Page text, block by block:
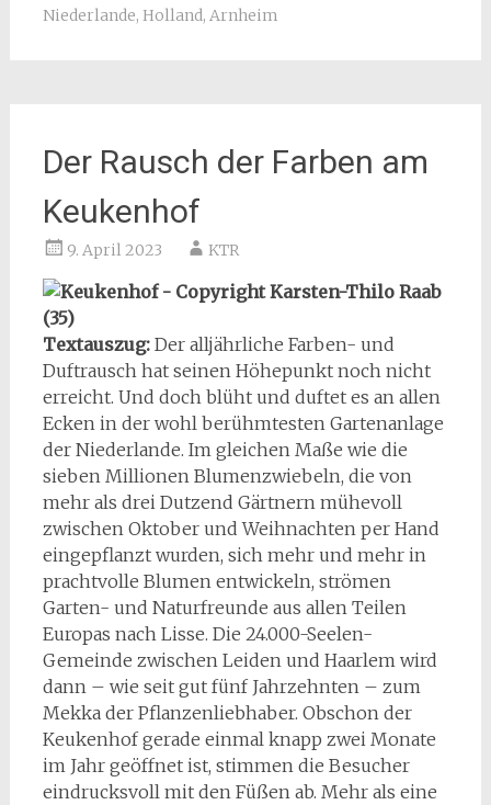
Niederlande, Holland, Arnheim
Der Rausch der Farben am
Keukenhof
9. April 2023 KTR
Textauszug: Der alljährliche Farben- und
Duftrausch hat seinen Höhepunkt noch nicht
erreicht. Und doch blüht und duftet es an allen
Ecken in der wohl berühmtesten Gartenanlage
der Niederlande. Im gleichen Maße wie die
sieben Millionen Blumenzwiebeln, die von
mehr als drei Dutzend Gärtnern mühevoll
zwischen Oktober und Weihnachten per Hand
eingepflanzt wurden, sich mehr und mehr in
prachtvolle Blumen entwickeln, strömen
Garten- und Naturfreunde aus allen Teilen
Europas nach Lisse. Die 24.000-Seelen-
Gemeinde zwischen Leiden und Haarlem wird
dann – wie seit gut fünf Jahrzehnten – zum
Mekka der Pflanzenliebhaber. Obschon der
Keukenhof gerade einmal knapp zwei Monate
im Jahr geöffnet ist, stimmen die Besucher
eindrucksvoll mit den Füßen ab. Mehr als eine